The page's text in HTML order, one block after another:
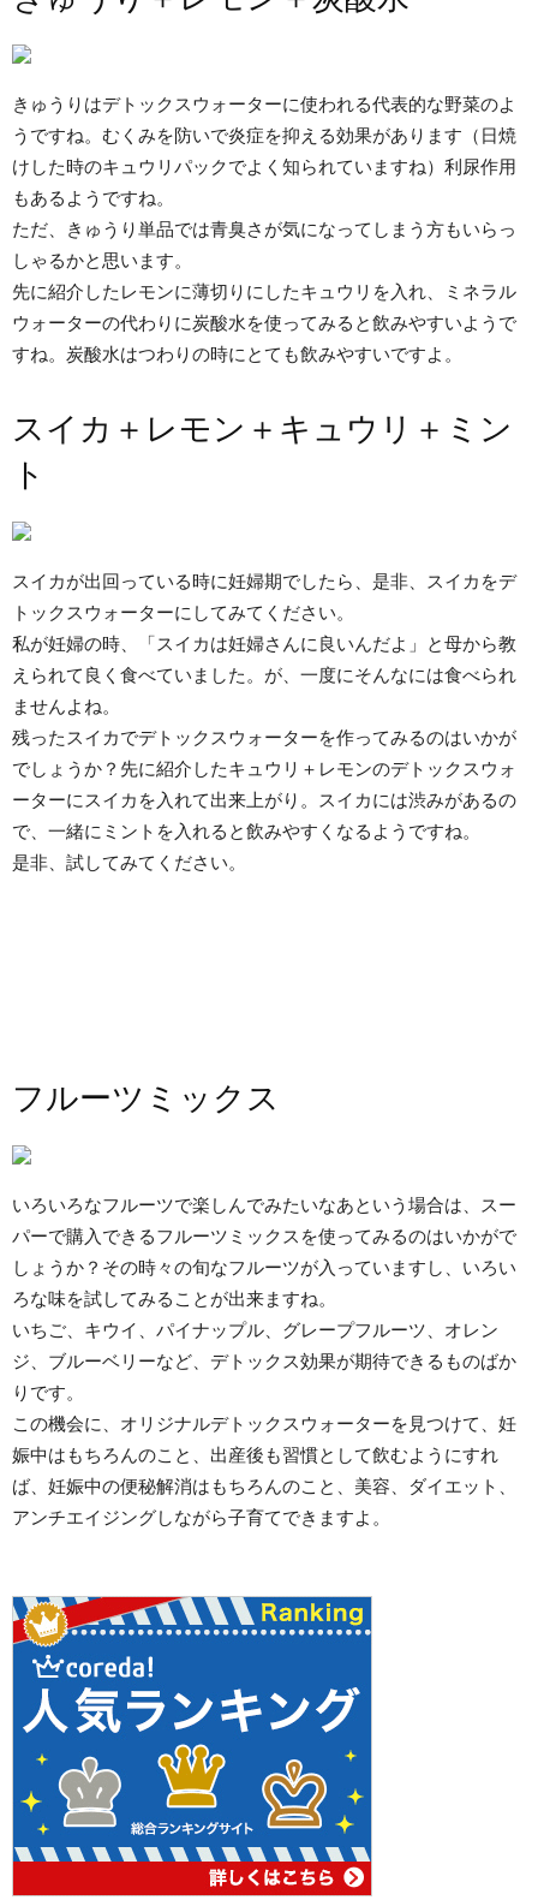
きゅうりはデトックスウォーターに使われる代表的な野菜のよ
うですね。むくみを防いで炎症を抑える効果があります（日焼
けした時のキュウリパックでよく知られていますね）利尿作用
もあるようですね。
ただ、きゅうり単品では青臭さが気になってしまう方もいらっ
しゃるかと思います。
先に紹介したレモンに薄切りにしたキュウリを入れ、ミネラル
ウォーターの代わりに炭酸水を使ってみると飲みやすいようで
すね。炭酸水はつわりの時にとても飲みやすいですよ。
スイカ＋レモン＋キュウリ＋ミン
ト
スイカが出回っている時に妊婦期でしたら、是非、スイカをデ
トックスウォーターにしてみてください。
私が妊婦の時、「スイカは妊婦さんに良いんだよ」と母から教
えられて良く食べていました。が、一度にそんなには食べられ
ませんよね。
残ったスイカでデトックスウォーターを作ってみるのはいかが
でしょうか？先に紹介したキュウリ＋レモンのデトックスウォ
ーターにスイカを入れて出来上がり。スイカには渋みがあるの
で、一緒にミントを入れると飲みやすくなるようですね。
是非、試してみてください。
フルーツミックス
いろいろなフルーツで楽しんでみたいなあという場合は、スー
パーで購入できるフルーツミックスを使ってみるのはいかがで
しょうか？その時々の旬なフルーツが入っていますし、いろい
ろな味を試してみることが出来ますね。
いちご、キウイ、パイナップル、グレープフルーツ、オレン
ジ、ブルーベリーなど、デトックス効果が期待できるものばか
りです。
この機会に、オリジナルデトックスウォーターを見つけて、妊
娠中はもちろんのこと、出産後も習慣として飲むようにすれ
ば、妊娠中の便秘解消はもちろんのこと、美容、ダイエット、
アンチエイジングしながら子育てできますよ。